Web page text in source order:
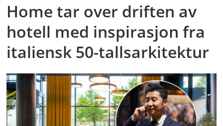
Home tar over driften av
hotell med inspirasjon fra
italiensk 50-tallsarkitektur